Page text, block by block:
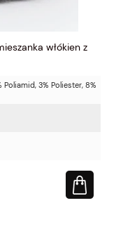
włókien z
Poliamid, 3% Poliester, 8%